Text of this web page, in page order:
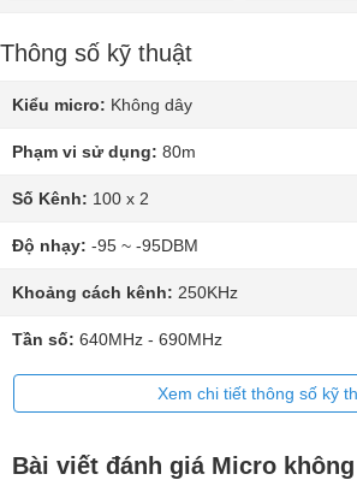
Thông số kỹ thuật
Kiểu micro: Không dây
Phạm vi sử dụng: 80m
Số Kênh: 100 x 2
Độ nhạy: -95 ~ -95DBM
Khoảng cách kênh: 250KHz
Tần số: 640MHz - 690MHz
Xem chi tiết thông số kỹ
Bài viết đánh giá Micro không